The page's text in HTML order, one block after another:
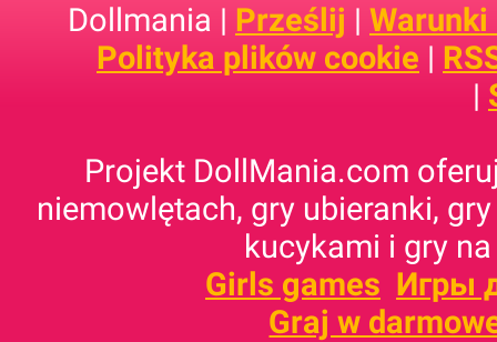
Dollmania | Prześlij |
Polityka plików cookie |
|
Projekt DollMania.com
niemowlętach, gry ubieranki,
kucykami i gry
Girls games Игры
Graj w